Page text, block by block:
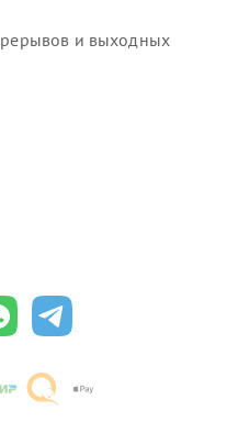
и выходных